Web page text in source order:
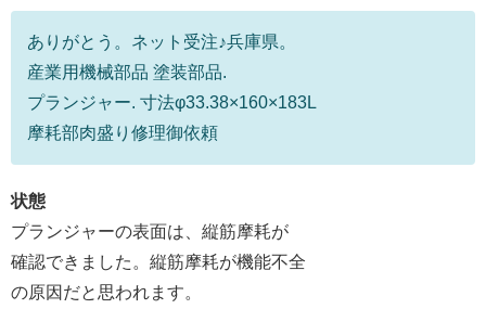
ありがとう。ネット受注♪兵庫県。
産業用機械部品 塗装部品.
プランジャー. 寸法φ33.38×160×183L
摩耗部肉盛り修理御依頼
状態
プランジャーの表面は、縦筋摩耗が
確認できました。縦筋摩耗が機能不全
の原因だと思われます。